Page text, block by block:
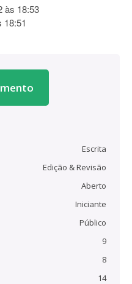
às 18:53
18:51
Escrita
Edição & Revisão
Aberto
Iniciante
Público
9
8
14